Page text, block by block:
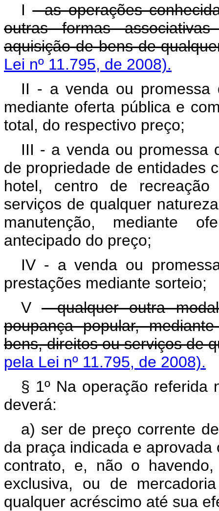
I- as operações
outras formas
aquisição de bens de
Lei nº 11.795, de 2008).
II - a venda ou promessa
mediante oferta pública e
total, do respectivo preço;
III - a venda ou promessa
de propriedade de entidades
hotel, centro de
serviços de qualquer
manutenção, mediante
antecipado do preço;
IV - a venda ou
prestações mediante sorteio;
V- qualquer outra
poupança popular,
bens, direitos ou serviços de
pela Lei nº 11.795, de 2008).
§ 1º Na operação referida
deverá:
a) ser de preço corrente
da praça indicada e
contrato, e, não o
exclusiva, ou de
qualquer acréscimo até sua